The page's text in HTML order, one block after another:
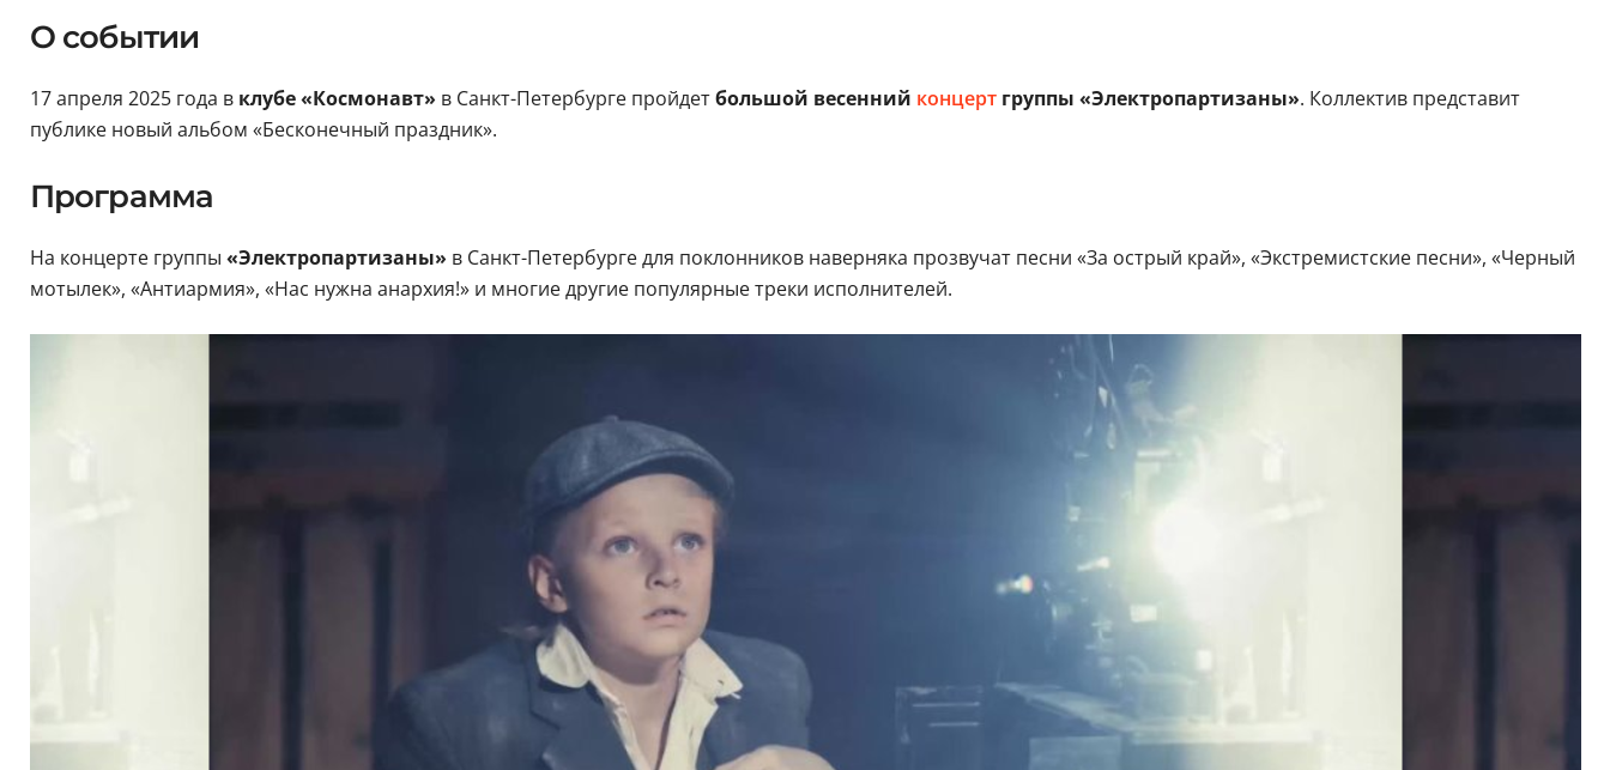
О событии
17 апреля 2025 года в клубе «Космонавт» в Санкт-Петербурге пройдетбольшой весенний концертгруппы «Электропартизаны». Коллектив представит
публике новый альбом «Бесконечный праздник».
Программа
На концерте группы «Электропартизаны» в Санкт-Петербурге для поклонников наверняка прозвучат песни «За острый край», «Экстремистские песни», «Черный
мотылек», «Антиармия», «Нас нужна анархия!» и многие другие популярные треки исполнителей.